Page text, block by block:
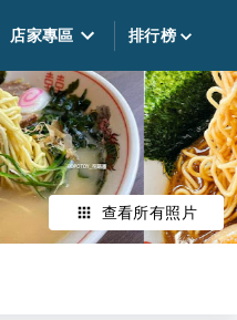
店家專區 排行榜
查看所有照片